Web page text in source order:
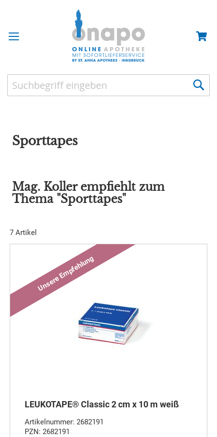
Sporttapes
Mag. Koller empfiehlt zum
Thema "Sporttapes"
7 Artikel
LEUKOTAPE® Classic 2 cm x 10 m weiß
Artikelnummer: 2682191
PZN: 2682191